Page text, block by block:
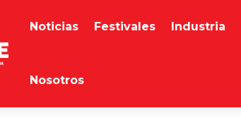
Noticias Festivales Industria
Nosotros